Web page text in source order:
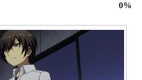
0%